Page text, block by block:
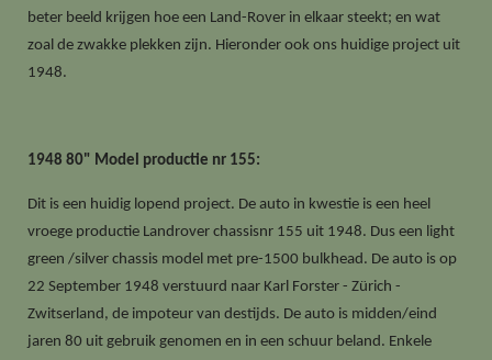
beter beeld krijgen hoe een Land-Rover in elkaar steekt; en wat
zoal de zwakke plekken zijn. Hieronder ook ons huidige project uit
1948.
1948 80" Model productie nr 155:
Dit is een huidig lopend project. De auto in kwestie is een heel
vroege productie Landrover chassisnr 155 uit 1948. Dus een light
green /silver chassis model met pre-1500 bulkhead. De auto is op
22 September 1948 verstuurd naar Karl Forster - Zürich -
Zwitserland, de impoteur van destijds. De auto is midden/eind
jaren 80 uit gebruik genomen en in een schuur beland. Enkele